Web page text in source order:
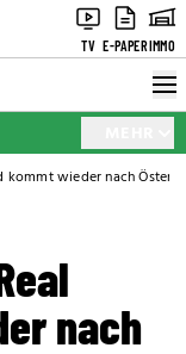
TV E-PAPERIMMO
kommt wieder nach
nach